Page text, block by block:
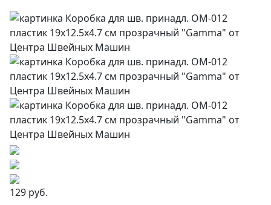
129 руб.